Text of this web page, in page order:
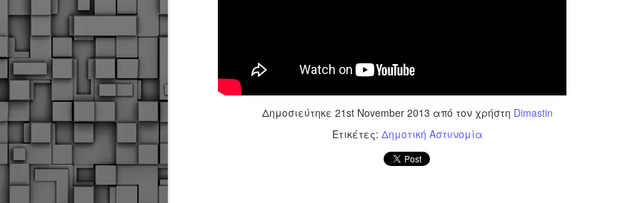
Δημοσιεύτηκε 21st November 2013 από τον χρήστη Dimastin
Ετικέτες: Δημοτική Αστυνομία
JUN